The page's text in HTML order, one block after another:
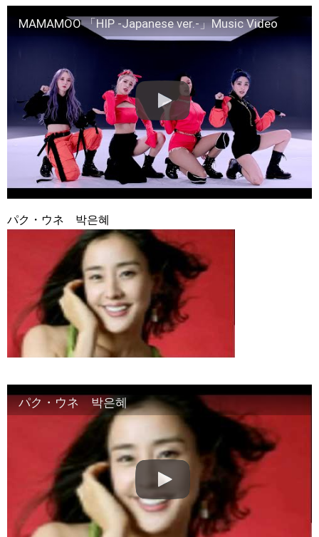
HSF(126)-윤균상 서울숲 벤치 (YUN Kyunsang)(4)September::
Healing in Seoul Forest (서울숲)
yoon kyun sang
ユン・ギュンサン主演「潜入弁護人」第1回特別公開！
언니&#39; (ft. 도여니의 학창시절) | 편 먹고 갈래요? 밥블레스유 2
bobblessyou2 EP.18
ソン・ヘギョ – ソンヘギョ キスまとめ
ハン・ヘジン 한혜진 – Still We (여전히 우리는)
한가인 –
九尾狐外伝 第２話 キム・ジウ チョ・ヒョンジェ
九尾狐外伝 メイキング03 ハン・イェスル
チョ・ヒョンジェ 조현재 九尾狐外伝 制作発表会
キム・テヒの弟イ・ワン♥イ・ボミ、今日（28日）結婚……
「ライフ・ オン・ マーズ」2019年11月2日TSUTAYAにて先行
(ENG SUB) Behind The Scene Hyun Bin 현빈❤️ 손예진 Son Ye
Jin-Crash Landing On You/ヒョンビン❤️ソンイェジン / エンジョイ❕
ユン・ギュンサン、番組にも登場した愛猫が急死…イ・ソンギ
ョンら同僚芸能人から慰めの言葉が続々 – Taka News
キム・レウォンの影絵遊び！？「黒騎士～永遠の約束～」メイ
キングを一部公開（DVD-SET2特典映像より）
「まず熱く掃除せよ」女優キム・ユジョン、「健康がとても回
復…痩せたのはソン・ジェリムのせい!? 」 (11/26)
【裏芸能】キムユジョンの熱愛彼氏はあの大物俳優
キム・ユジョン、美しいセルフショットで近況を伝える“会いた
いでしょ？” Big News TV
定…“台本を見た瞬間惹かれた” 20180123
幻の王女チャミョンゴ エンディング
YUCHUN ♥ LOVE 15 「成均館 5話」
[Fan MV]七日の王妃(7일의 왕비)OST – 정기고 (Junggigo) – 그
리고 그려도 (Miss You In My Heart)
俳優カン・ギヨン、突然の熱愛宣言…「キム秘書がなぜそう
か」出演で話題 Big News TV
MAMAMOO 「HIP -Japanese ver.-」Music Video
パク・ウネ 박은혜
パク・ウネ 박은혜